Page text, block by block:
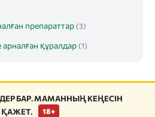
препараттар (3)
арналған құралдар (1)
БАР. МАМАННЫҢ КЕҢЕСІН
ҚАЖЕТ.
18+